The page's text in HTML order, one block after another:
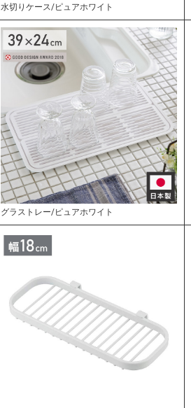
水切りケース/ピュアホワイト
グラストレー/ピュアホワイト